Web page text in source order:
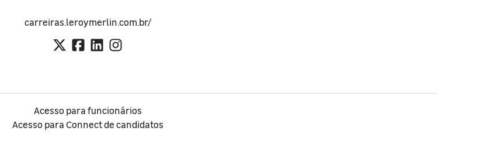
carreiras.leroymerlin.com.br/
Acesso para funcionários
Acesso para Connect de candidatos